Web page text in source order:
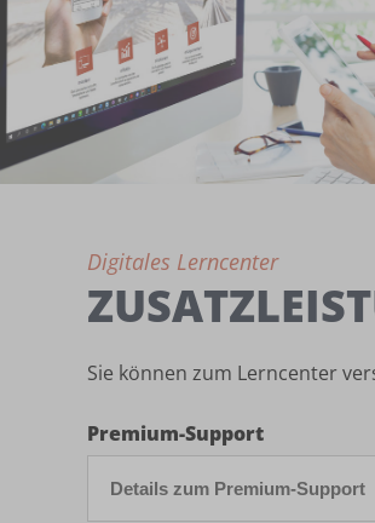
Digitales Lerncenter
Sie können zum Lerncenter
Premium-Support
Details zum Premium-Support